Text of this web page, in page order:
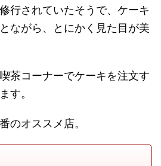
行されていたそうで、ケーキ
ながら、とにかく見た目が美
茶コーナーでケーキを注文す
す。
のオススメ店。